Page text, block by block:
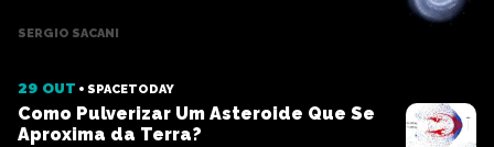
SERGIO SACANI
29 OUT SPACETODAY
Como Pulverizar Um Asteroide Que Se
Aproxima da Terra?